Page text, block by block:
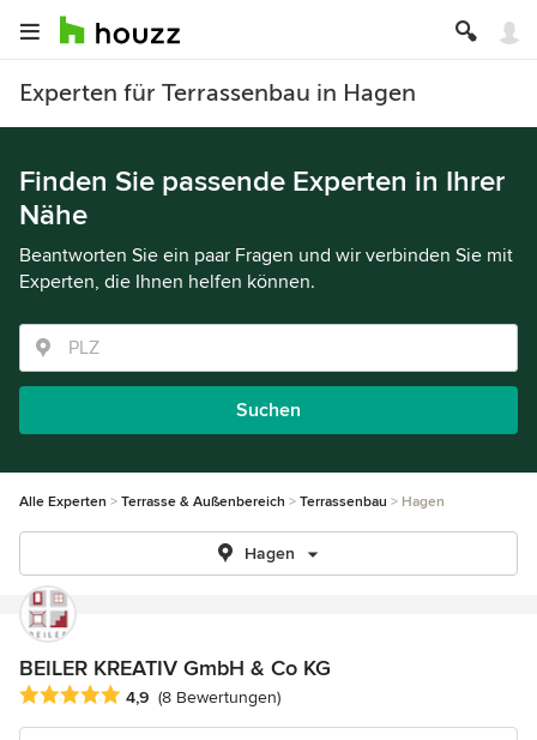
Experten für Terrassenbau in Hagen
Finden Sie passende Experten in Ihrer
Nähe
Beantworten Sie ein paar Fragen und wir verbinden Sie mit
Experten, die Ihnen helfen können.
Suchen
Alle Experten Terrasse & Außenbereich Terrassenbau Hagen
Hagen
BEILER KREATIV GmbH & Co KG
Durchschnittliche Bewertung: 4.9 von 5 Sternen
4,9 (8 Bewertungen)